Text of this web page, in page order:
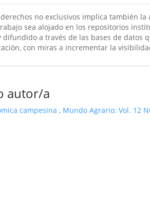
no exclusivos implica también
sea alojado en los repositorios
difundido a través de las bases de datos
con miras a incrementar la
autor/a
campesina , Mundo Agrario: Vol. 12